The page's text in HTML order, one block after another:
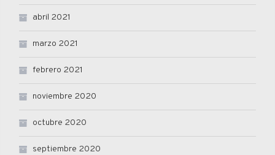
abril 2021
marzo 2021
febrero 2021
noviembre 2020
octubre 2020
septiembre 2020